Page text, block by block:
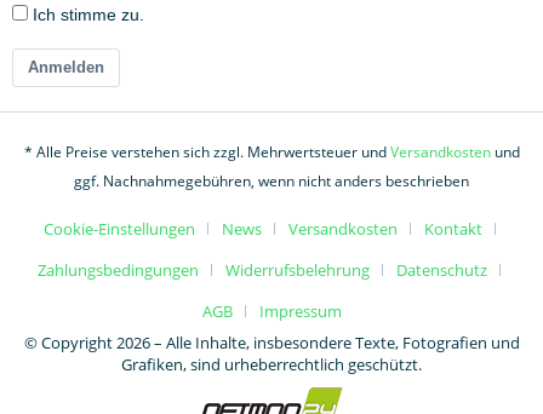
Ich stimme zu.
Anmelden
* Alle Preise verstehen sich zzgl. Mehrwertsteuer undVersandkostenund
ggf. Nachnahmegebühren, wenn nicht anders beschrieben
Cookie-Einstellungen News Versandkosten
Kontakt
Zahlungsbedingungen
Widerrufsbelehrung
Datenschutz
AGB
Impressum
© Copyright 2026 – Alle Inhalte, insbesondere Texte, Fotografien und
Grafiken, sind urheberrechtlich geschützt.